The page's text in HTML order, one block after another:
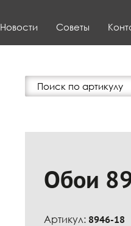
Новости Советы
Обои
Артикул: 8946-18